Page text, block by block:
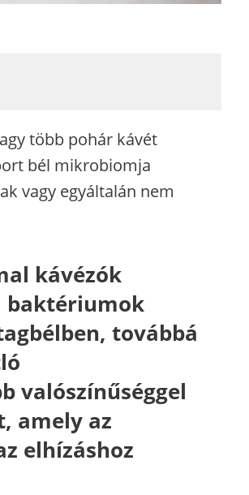
több pohár kávét
bél mikrobiomja
vagy egyáltalán nem
kávézók
baktériumok
továbbá
valószínűséggel
amely az
elhízáshoz